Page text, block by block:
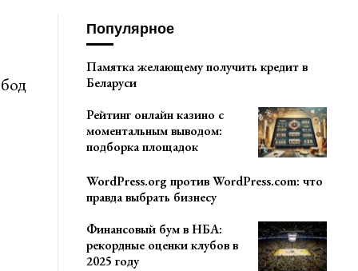
Популярное
Памятка желающему получить кредит в
Беларуси
Рейтинг онлайн казино с
моментальным выводом:
подборка площадок
WordPress.org против WordPress.com: что
правда выбрать бизнесу
Финансовый бум в НБА:
рекордные оценки клубов в
2025 году